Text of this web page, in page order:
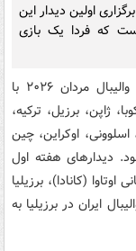
اولین دیدار این
که فردا یک بازی
، مرحله مقدماتی لیگ ملت‌های والیبال مردان ۲۰۲۶ با
کوبا، ژاپن، برزیل، ترکیه،
اسلوونی، اوکراین، چین
۲۰ خراد) آغاز می‌شود. دیدارهای هفته اول
میزبانی اوتاوا (کانادا)، برزیلیا
ایران در برزیلیا به